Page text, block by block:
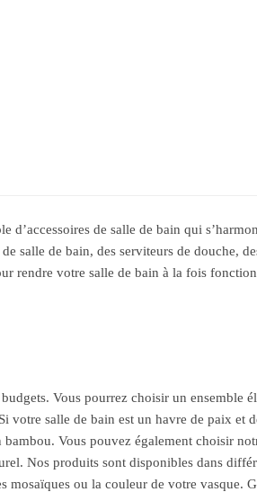
de salle de bain qui
salle de bain, des serviteurs de douche,
rendre votre salle de bain à la fois
Vous pourrez choisir un ensemble
votre salle de bain est un havre de paix et
Vous pouvez également choisir
Nos produits sont disponibles dans
mosaïques ou la couleur de votre vasque.